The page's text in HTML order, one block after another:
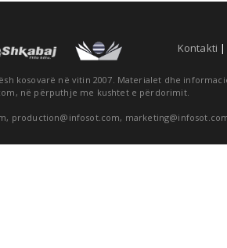
Kontakti
kosovarë në vitin 2007. Materialet dhe
në përputhje me kushtet e përdorimit.
, production@infosot.com,